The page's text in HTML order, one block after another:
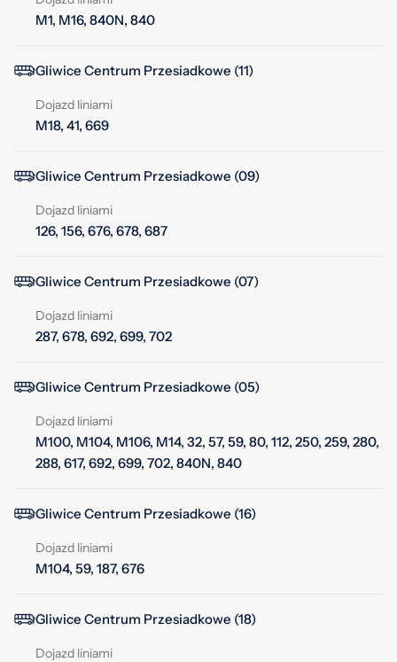
M1, M16, 840N, 840
Gliwice Centrum Przesiadkowe (11)
Dojazd liniami
M18, 41, 669
Gliwice Centrum Przesiadkowe (09)
Dojazd liniami
126, 156, 676, 678, 687
Gliwice Centrum Przesiadkowe (07)
Dojazd liniami
287, 678, 692, 699, 702
Gliwice Centrum Przesiadkowe (05)
Dojazd liniami
M100, M104, M106, M14, 32, 57, 59, 80, 112, 250, 259, 280,
288, 617, 692, 699, 702, 840N, 840
Gliwice Centrum Przesiadkowe (16)
Dojazd liniami
M104, 59, 187, 676
Gliwice Centrum Przesiadkowe (18)
Dojazd liniami